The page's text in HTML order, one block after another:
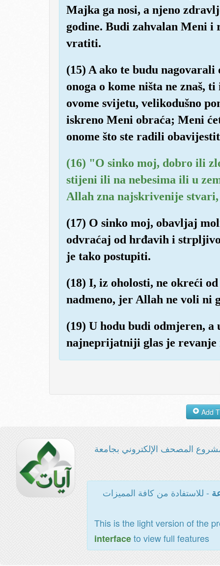
Majka ga nosi, a njeno
godine. Budi zahvalan Meni
vratiti.
(15) A ako te budu
onoga o kome ništa ne znaš,
ovome svijetu, velikodušno
iskreno Meni obraća; Meni
onome što ste radili
(16) "O sinko moj, dobro ili
stijeni ili na nebesima ili u
Allah zna najskrivenije
(17) O sinko moj, obavljaj
odvraćaj od hrđavih i strpljivo
je tako postupiti.
(18) I, iz oholosti, ne okreći
nadmeno, jer Allah ne voli ni
(19) U hodu budi odmjeren,
najneprijatniji glas je
المصحف الإلكتروني بجامعة
- للاستفادة من كافة المميزات
This is the light version of the
interfaceto view full features